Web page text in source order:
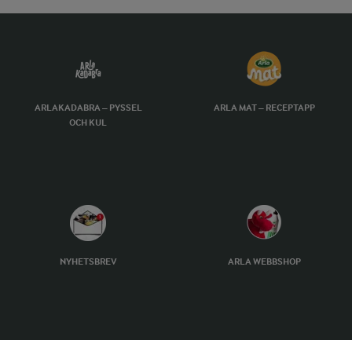
ARLAKADABRA – PYSSEL
OCH KUL
ARLA MAT – RECEPTAPP
NYHETSBREV ARLA WEBBSHOP